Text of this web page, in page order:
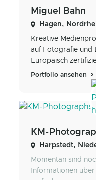
Miguel Bahn
Hagen,
Kreative
auf Fotografie und
Europäisch
Portfolio ansehen
KM-
Harpstedt,
Momentan sind
Informationen